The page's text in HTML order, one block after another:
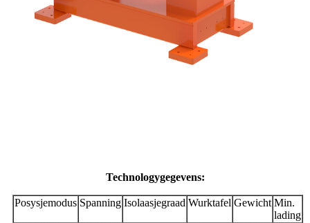
Technologygegevens:
Posysjemodus Spanning Isolaasjegraad Wurktafel Gewicht Min.
lading